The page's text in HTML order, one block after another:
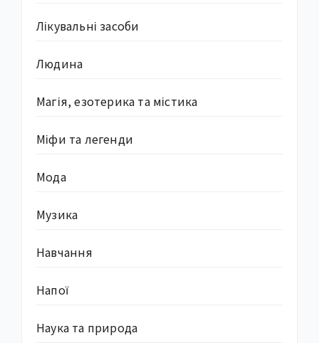
Лікувальні засоби
Людина
Магія, езотерика та містика
Міфи та легенди
Мода
Музика
Навчання
Напої
Наука та природа